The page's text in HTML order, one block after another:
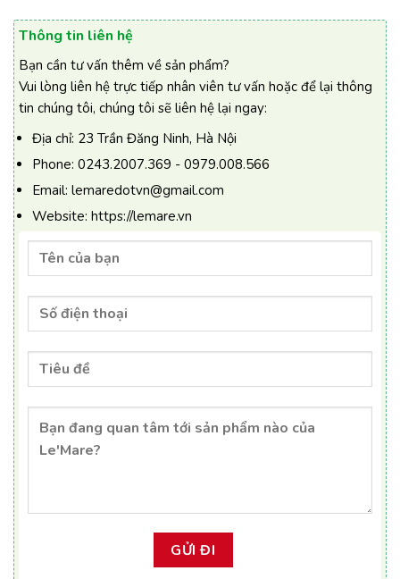
Thông tin liên hệ
Bạn cần tư vấn thêm về sản phẩm?
Vui lòng liên hệ trực tiếp nhân viên tư vấn hoặc để lại thông
tin chúng tôi, chúng tôi sẽ liên hệ lại ngay:
Địa chỉ: 23 Trần Đăng Ninh, Hà Nội
Phone: 0243.2007.369 - 0979.008.566
Email: lemaredotvn@gmail.com
Website: https://lemare.vn